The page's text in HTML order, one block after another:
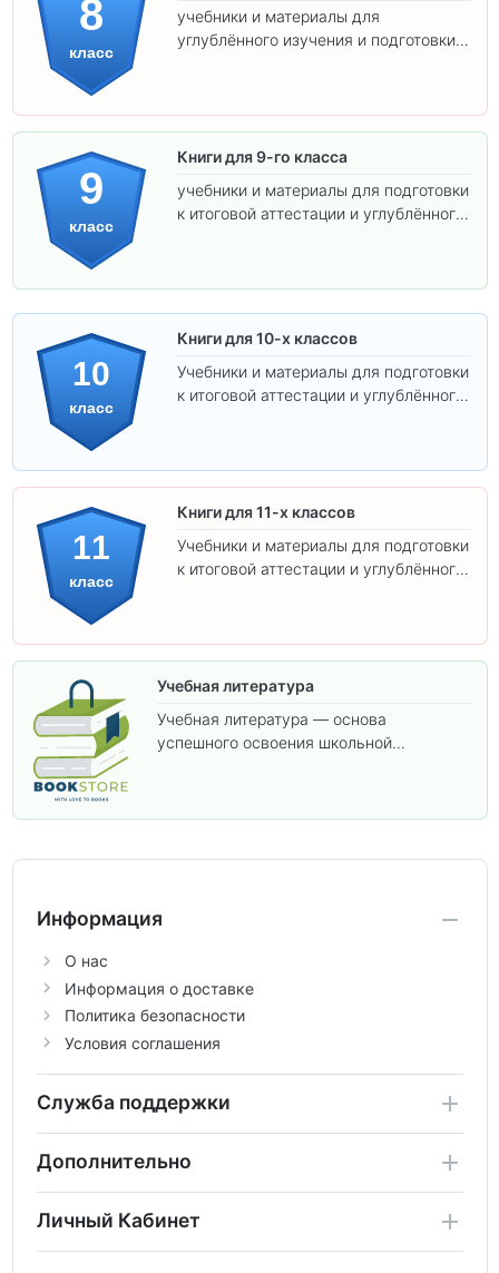
8
класс
учебники и материалы для
углублённого изучения и подготовки к
9
класс
Книги для 9-го класса
учебники и материалы для подготовки
к итоговой аттестации и углублённого
10
класс
Книги для 10-х классов
Учебники и материалы для подготовки
к итоговой аттестации и углублённого
11
класс
Книги для 11-х классов
Учебники и материалы для подготовки
к итоговой аттестации и углублённого
Учебная литература
Учебная литература — основа
успешного освоения школьной
аттестации, а также расширить кругозор
Информация
О нас
Информация о доставке
Политика безопасности
Условия соглашения
Служба поддержки
Дополнительно
Личный Кабинет